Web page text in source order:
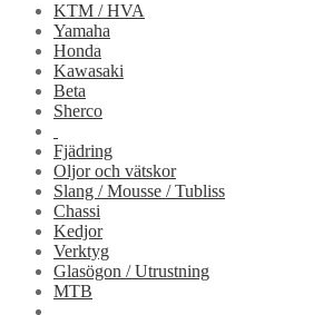
KTM / HVA
Yamaha
Honda
Kawasaki
Beta
Sherco
Fjädring
Oljor och vätskor
Slang / Mousse / Tubliss
Chassi
Kedjor
Verktyg
Glasögon / Utrustning
MTB